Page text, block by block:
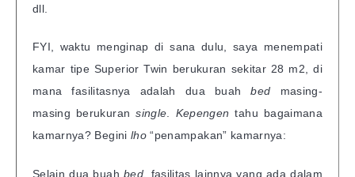
dll.
FYI, waktu menginap di sana dulu, saya menempati
kamar tipe Superior Twin berukuran sekitar 28 m2, di
mana fasilitasnya adalah dua buahbed masing-
masing berukuransingle. Kepengentahu bagaimana
kamarnya? Begini lho“penampakan” kamarnya:
Selain dua buahbed,
fasilitas lainnya yang ada dalam